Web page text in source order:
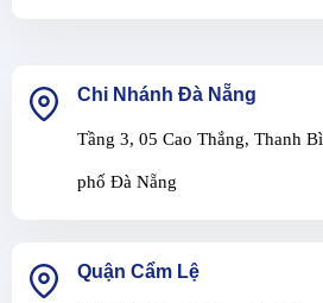
Chi Nhánh Đà Nẵng
Tầng 3, 05 Cao Thắng, Thanh
phố Đà Nẵng
Quận Cẩm Lệ